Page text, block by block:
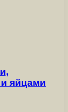
яйцами